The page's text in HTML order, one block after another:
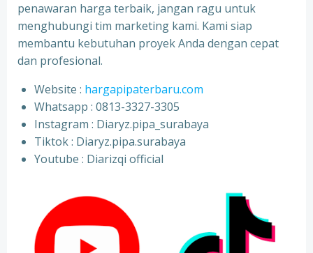
penawaran harga terbaik, jangan ragu untuk
menghubungi tim marketing kami. Kami siap
membantu kebutuhan proyek Anda dengan cepat
dan profesional.
Website : hargapipaterbaru.com
Whatsapp : 0813-3327-3305
⁠Instagram : Diaryz.pipa_surabaya
⁠Tiktok : Diaryz.pipa.surabaya
⁠Youtube : Diarizqi official